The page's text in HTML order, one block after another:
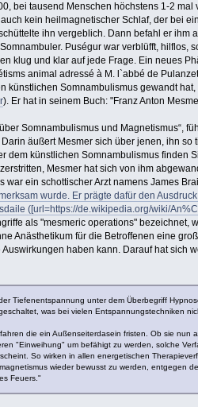
bei tausend Menschen höchstens 1-2
kein heilmagnetischer Schlaf, der bei
ihn vergeblich. Dann befahl er
Puségur war verblüfft, hilflos,
klug und klar auf jede Frage. Ein neues
animal adressé à M. l`abbé de
künstlichen Somnambulismus gewandt
). Er hat in seinem Buch: "Franz Anton
Somnambulismus und Magnetismus“,
äußert Mesmer sich über jenen, ihn
dem künstlichen Somnambulismus finden
Mesmer hat sich von ihm
ein schottischer Arzt namens James
wurde. Er prägte dafür den
([url=https://de.wikipedia.org/wiki/
als "mesmeric operations"
Anästhetikum für die Betroffenen eine
haben kann. Darauf hat sich
Tiefenentspannung unter dem Überbegriff
was bei vielen Entspannungstechniken
die ein Außenseiterdasein fristen. Ob sie
"Einweihung" um befähigt zu werden, solche
So wirken in allen energetischen
wieder bewusst zu werden, entgegen
Feuers."